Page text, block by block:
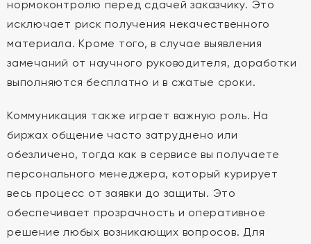
нормоконтролю перед сдачей заказчику. Это
исключает риск получения некачественного
материала. Кроме того, в случае выявления
замечаний от научного руководителя, доработки
выполняются бесплатно и в сжатые сроки.
Коммуникация также играет важную роль. На
биржах общение часто затруднено или
обезличено, тогда как в сервисе вы получаете
персонального менеджера, который курирует
весь процесс от заявки до защиты. Это
обеспечивает прозрачность и оперативное
решение любых возникающих вопросов. Для